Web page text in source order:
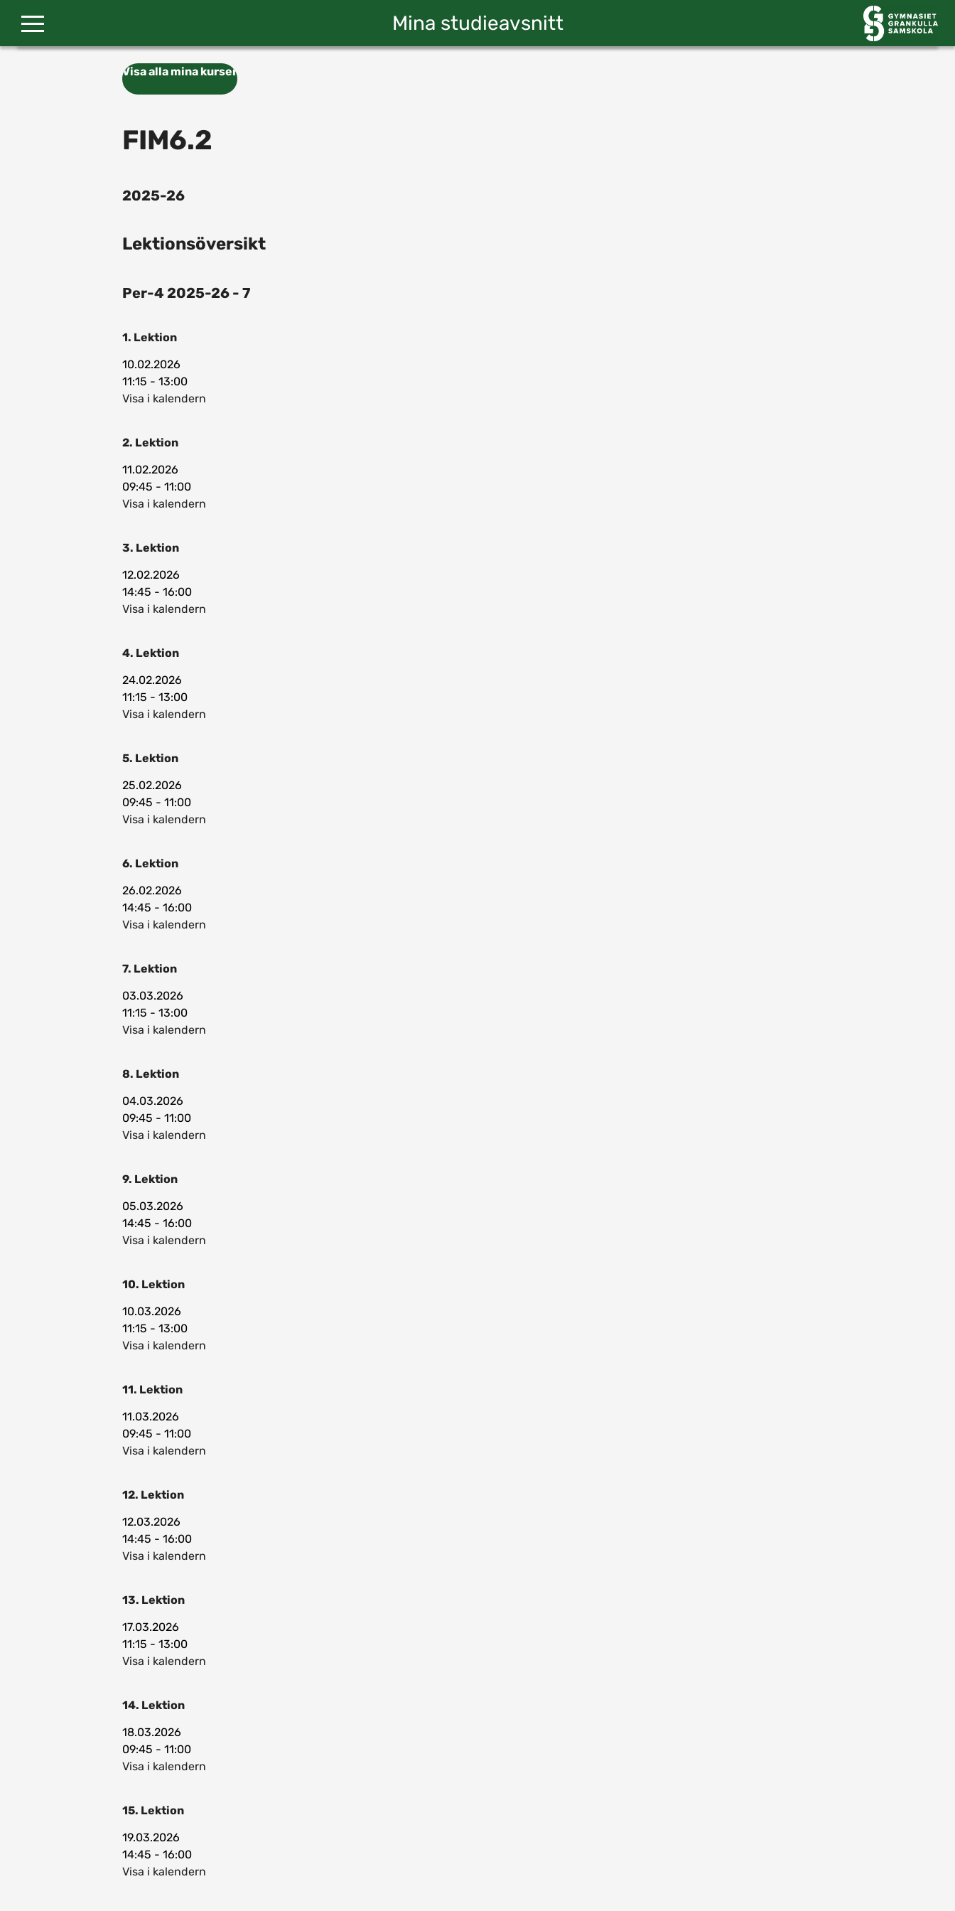
Mina studieavsnitt
Visa alla mina kurser
FIM6.2
2025-26
Lektionsöversikt
Per-4 2025-26 - 7
1. Lektion
10.02.2026
11:15 - 13:00
Visa i kalendern
2. Lektion
11.02.2026
09:45 - 11:00
Visa i kalendern
3. Lektion
12.02.2026
14:45 - 16:00
Visa i kalendern
4. Lektion
24.02.2026
11:15 - 13:00
Visa i kalendern
5. Lektion
25.02.2026
09:45 - 11:00
Visa i kalendern
6. Lektion
26.02.2026
14:45 - 16:00
Visa i kalendern
7. Lektion
03.03.2026
11:15 - 13:00
Visa i kalendern
8. Lektion
04.03.2026
09:45 - 11:00
Visa i kalendern
9. Lektion
05.03.2026
14:45 - 16:00
Visa i kalendern
10. Lektion
10.03.2026
11:15 - 13:00
Visa i kalendern
11. Lektion
11.03.2026
09:45 - 11:00
Visa i kalendern
12. Lektion
12.03.2026
14:45 - 16:00
Visa i kalendern
13. Lektion
17.03.2026
11:15 - 13:00
Visa i kalendern
14. Lektion
18.03.2026
09:45 - 11:00
Visa i kalendern
15. Lektion
19.03.2026
14:45 - 16:00
Visa i kalendern